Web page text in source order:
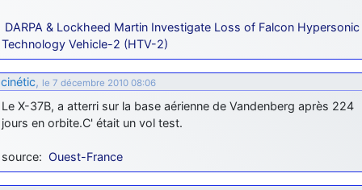
DARPA & Lockheed Martin Investigate Loss of Falcon Hypersonic
Technology Vehicle-2 (HTV-2)
cinétic, le 7 décembre 2010 08:06
Le X-37B, a atterri sur la base aérienne de Vandenberg après 224
jours en orbite.C' était un vol test.
source: Ouest-France